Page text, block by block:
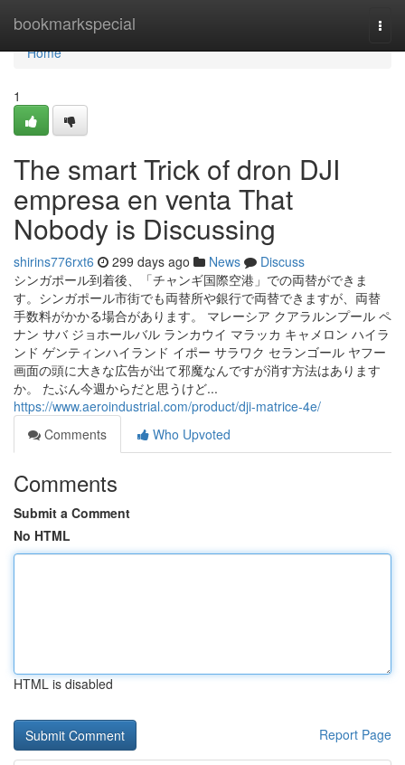
bookmarkspecial
Home
Home
1
The smart Trick of dron DJI
empresa en venta That
Nobody is Discussing
shirins776rxt6 299 days ago News
Discuss
シンガポール到着後、「チャンギ国際空港」での両替ができま
す。シンガポール市街でも両替所や銀行で両替できますが、両替
手数料がかかる場合があります。 マレーシア クアラルンプール ペ
ナン サバ ジョホールバル ランカウイ マラッカ キャメロン ハイラ
ンド ゲンティンハイランド イポー サラワク セランゴール ヤフー
画面の頭に大きな広告が出て邪魔なんですが消す方法はあります
か。 たぶん今週からだと思うけど...
https://www.aeroindustrial.com/product/dji-matrice-4e/
Comments
Who Upvoted
Comments
Submit a Comment
No HTML
HTML is disabled
Report Page